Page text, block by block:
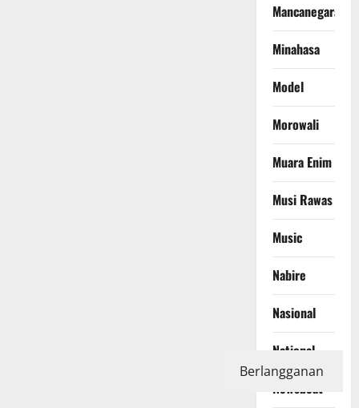
Mancanegara
Minahasa
Model
Morowali
Muara Enim
Musi Rawas
Music
Nabire
Nasional
National
Newsbeat
Berlangganan